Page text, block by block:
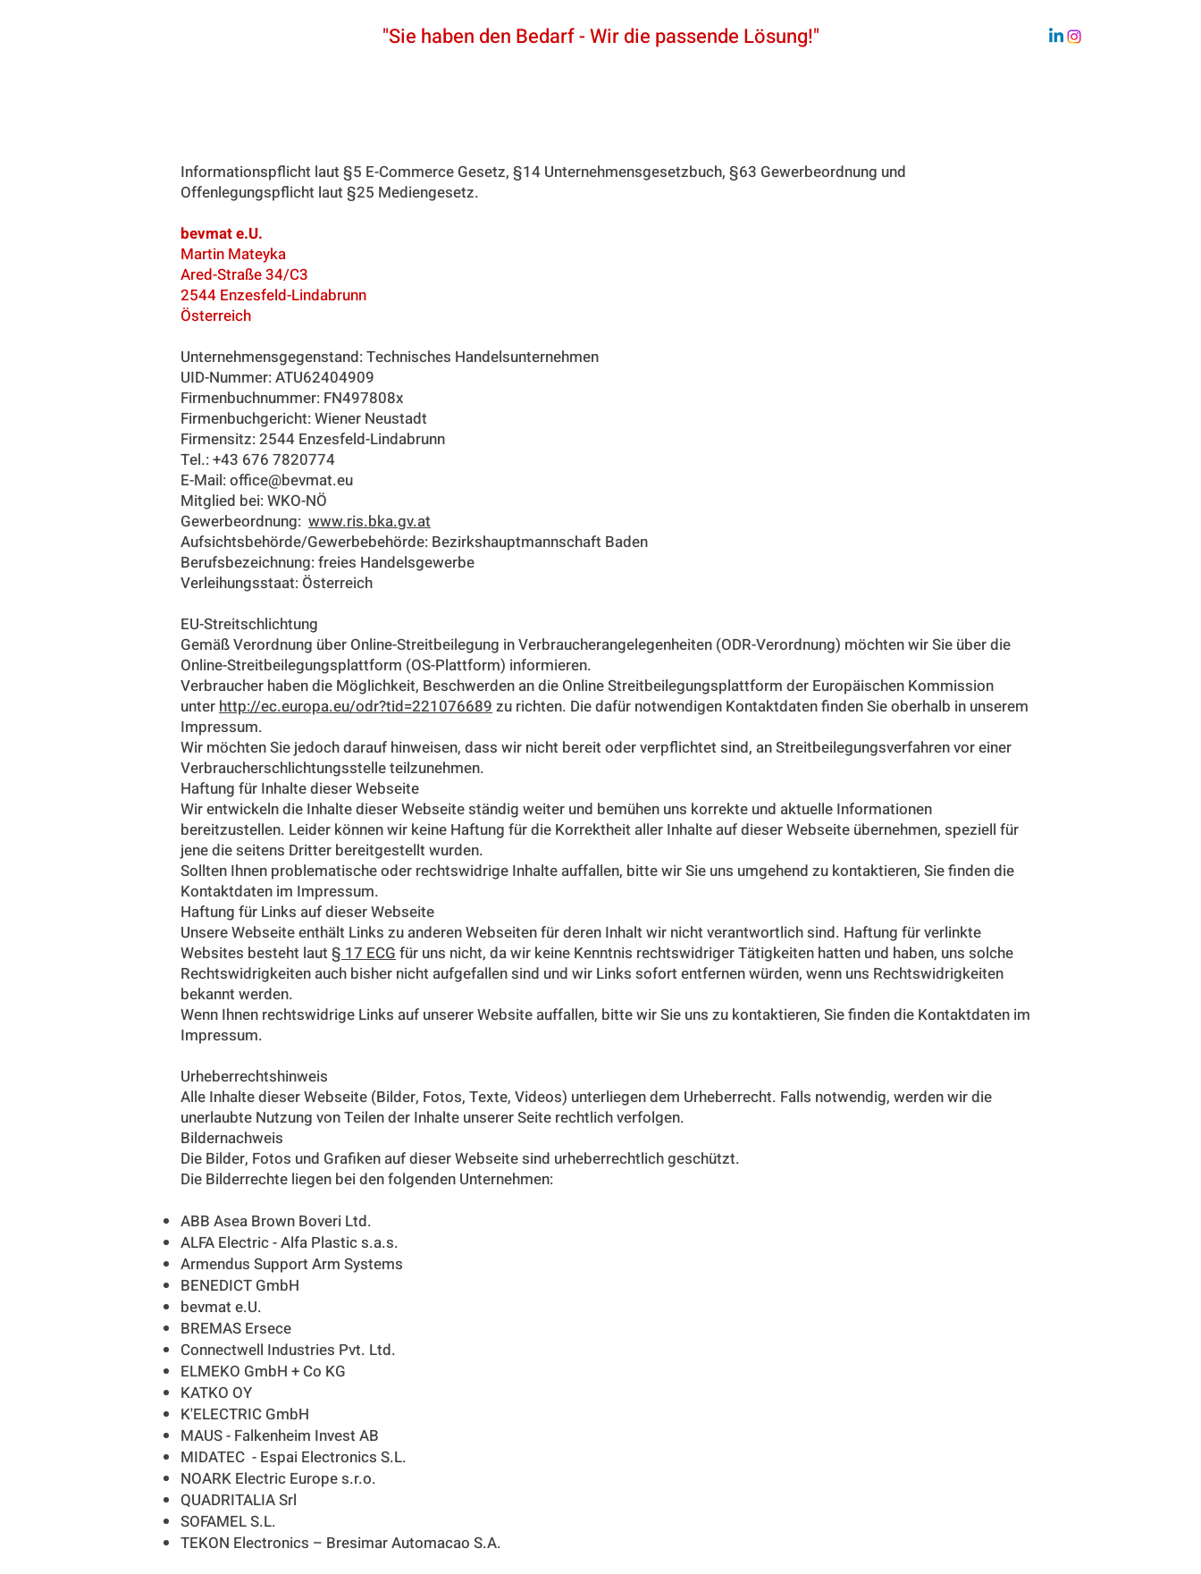
"Sie haben den Bedarf - Wir die passende Lösung!"
Informationspflicht laut §5 E-Commerce Gesetz, §14 Unternehmensgesetzbuch, §63 Gewerbeordnung und
Offenlegungspflicht laut §25 Mediengesetz.
bevmat e.U.
Martin Mateyka
Ared-Straße 34/C3
2544 Enzesfeld-Lindabrunn
Österreich
Unternehmensgegenstand: Technisches Handelsunternehmen
UID-Nummer: ATU62404909
Firmenbuchnummer: FN497808x
Firmenbuchgericht: Wiener Neustadt
Firmensitz: 2544 Enzesfeld-Lindabrunn
Tel.: +43 676 7820774
E-Mail: office@bevmat.eu
Mitglied bei: WKO-NÖ
Gewerbeordnung: www.ris.bka.gv.at
Aufsichtsbehörde/Gewerbebehörde: Bezirkshauptmannschaft Baden
Berufsbezeichnung: freies Handelsgewerbe
Verleihungsstaat: Österreich
EU-Streitschlichtung
Gemäß Verordnung über Online-Streitbeilegung in Verbraucherangelegenheiten (ODR-Verordnung) möchten wir Sie über die
Online-Streitbeilegungsplattform (OS-Plattform) informieren.
Verbraucher haben die Möglichkeit, Beschwerden an die Online Streitbeilegungsplattform der Europäischen Kommission
unterhttp://ec.europa.eu/odr?tid=221076689zu richten. Die dafür notwendigen Kontaktdaten finden Sie oberhalb in unserem
Impressum.
Wir möchten Sie jedoch darauf hinweisen, dass wir nicht bereit oder verpflichtet sind, an Streitbeilegungsverfahren vor einer
Verbraucherschlichtungsstelle teilzunehmen.
Haftung für Inhalte dieser Webseite
Wir entwickeln die Inhalte dieser Webseite ständig weiter und bemühen uns korrekte und aktuelle Informationen
bereitzustellen. Leider können wir keine Haftung für die Korrektheit aller Inhalte auf dieser Webseite übernehmen, speziell für
jene die seitens Dritter bereitgestellt wurden.
Sollten Ihnen problematische oder rechtswidrige Inhalte auffallen, bitte wir Sie uns umgehend zu kontaktieren, Sie finden die
Kontaktdaten im Impressum.
Haftung für Links auf dieser Webseite
Unsere Webseite enthält Links zu anderen Webseiten für deren Inhalt wir nicht verantwortlich sind. Haftung für verlinkte
Websites besteht laut § 17 ECGfür uns nicht, da wir keine Kenntnis rechtswidriger Tätigkeiten hatten und haben, uns solche
Rechtswidrigkeiten auch bisher nicht aufgefallen sind und wir Links sofort entfernen würden, wenn uns Rechtswidrigkeiten
bekannt werden.
Wenn Ihnen rechtswidrige Links auf unserer Website auffallen, bitte wir Sie uns zu kontaktieren, Sie finden die Kontaktdaten im
Impressum.
Urheberrechtshinweis
Alle Inhalte dieser Webseite (Bilder, Fotos, Texte, Videos) unterliegen dem Urheberrecht. Falls notwendig, werden wir die
unerlaubte Nutzung von Teilen der Inhalte unserer Seite rechtlich verfolgen.
Bildernachweis
Die Bilder, Fotos und Grafiken auf dieser Webseite sind urheberrechtlich geschützt.
Die Bilderrechte liegen bei den folgenden Unternehmen:
ABB Asea Brown Boveri Ltd.
ALFA Electric - Alfa Plastic s.a.s.
Armendus Support Arm Systems
BENEDICT GmbH
bevmat e.U.
BREMAS Ersece
Connectwell Industries Pvt. Ltd.
ELMEKO GmbH + Co KG
KATKO OY
K'ELECTRIC GmbH
MAUS - Falkenheim Invest AB
MIDATEC - Espai Electronics S.L.
NOARK Electric Europe s.r.o.
QUADRITALIA Srl
SOFAMEL S.L.
TEKON Electronics – Bresimar Automacao S.A.